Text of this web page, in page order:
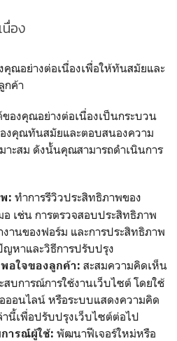
อง
ณอย่างต่อเนื่องเพื่อให้ทันสมัยและ
กค้า
องคุณอย่างต่อเนื่องเป็นกระบวน
งคุณทันสมัยและตอบสนองความ
าะสม ดังนั้นคุณสามารถดำเนินการ
: ทำการรีวิวประสิทธิภาพของ
อ เช่น การตรวจสอบประสิทธิภาพ
านของฟอร์ม และการประสิทธิภาพ
ญหาและวิธีการปรับปรุง
อใจของลูกค้า: สะสมความคิดเห็น
สบการณ์การใช้งานเว็บไซต์ โดยใช้
ออนไลน์ หรือระบบแสดงความคิด
านี้เพื่อปรับปรุงเว็บไซต์ต่อไป
ารณ์ผู้ใช้: พัฒนาฟีเจอร์ใหม่หรือ